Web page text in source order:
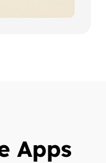
Apps